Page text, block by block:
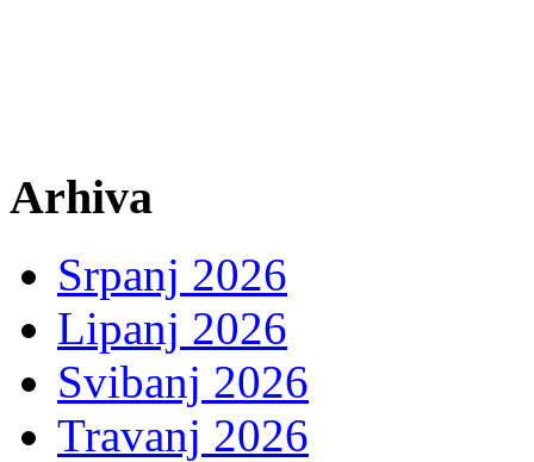
Arhiva
Srpanj 2026
Lipanj 2026
Svibanj 2026
Travanj 2026